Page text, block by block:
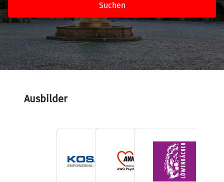
Suchen
Ausbilder